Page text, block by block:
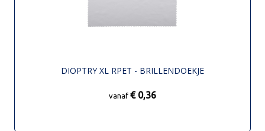
DIOPTRY XL RPET - BRILLENDOEKJE
vanaf € 0,36